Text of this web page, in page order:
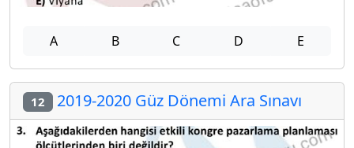
A B C D E
12 2019-2020 Güz Dönemi Ara Sınavı